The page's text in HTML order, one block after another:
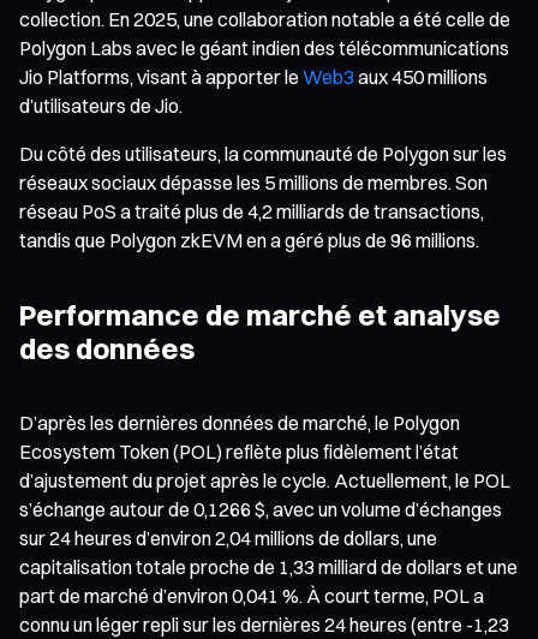
collection. En 2025, une collaboration notable a été celle de
Polygon Labs avec le géant indien des télécommunications
Jio Platforms, visant à apporter le Web3 aux 450 millions
d’utilisateurs de Jio.
Du côté des utilisateurs, la communauté de Polygon sur les
réseaux sociaux dépasse les 5 millions de membres. Son
réseau PoS a traité plus de 4,2 milliards de transactions,
tandis que Polygon zkEVM en a géré plus de 96 millions.
Performance de marché et analyse
des données
D’après les dernières données de marché, le Polygon
Ecosystem Token (POL) reflète plus fidèlement l’état
d’ajustement du projet après le cycle. Actuellement, le POL
s’échange autour de 0,1266 $, avec un volume d’échanges
sur 24 heures d’environ 2,04 millions de dollars, une
capitalisation totale proche de 1,33 milliard de dollars et une
part de marché d’environ 0,041 %. À court terme, POL a
connu un léger repli sur les dernières 24 heures (entre -1,23